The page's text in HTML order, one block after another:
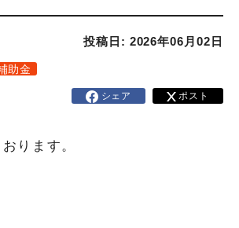
投稿日: 2026年06月02日
助金
シェア ポスト
ります。